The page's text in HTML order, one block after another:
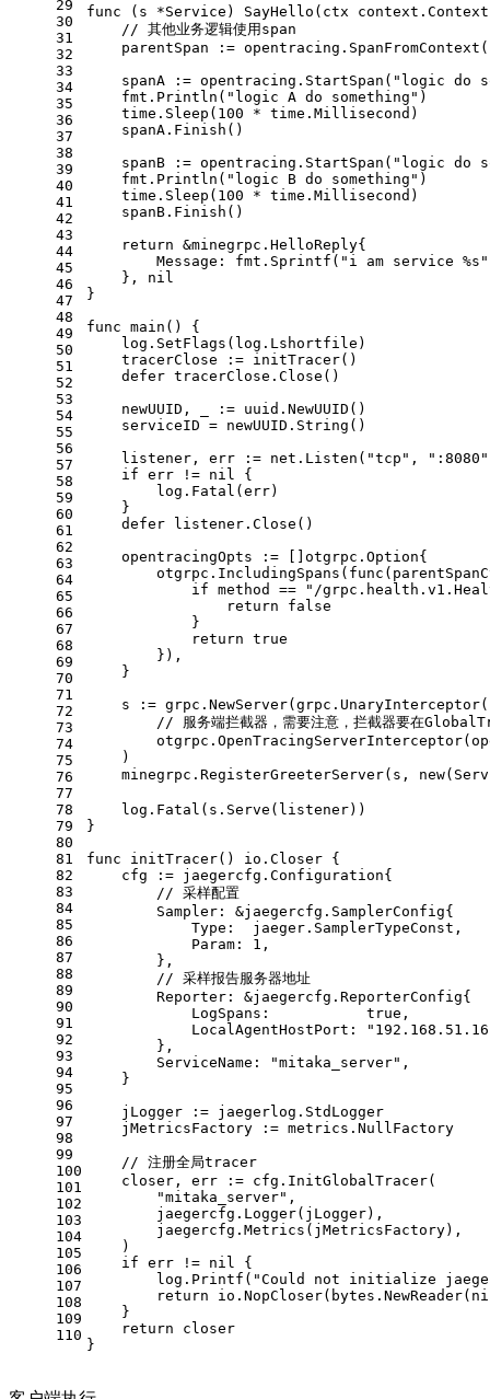
29
30
31
32
33
34
35
36
37
38
39
40
41
42
43
44
45
46
47
48
49
50
51
52
53
54
55
56
57
58
59
60
61
62
63
64
65
66
67
68
69
70
71
72
73
74
75
76
77
78
79
80
81
82
83
84
85
86
87
88
89
90
91
92
93
94
95
96
97
98
99
100
101
102
103
104
105
106
107
108
109
110
func
(s *Service)
SayHello(ctx
// 其他业务逻辑使用span
parentSpan :=
    spanA := opentracing.StartSpan(
"logic do
    fmt.Println(
"logic A do something" )
    time.Sleep(
100 * time.Millisecond)
    spanA.Finish()
    spanB := opentracing.StartSpan(
"logic do
    fmt.Println(
"logic B do something" )
    time.Sleep(
100 * time.Millisecond)
    spanB.Finish()
return &minegrpc.HelloReply{
        Message: fmt.Sprintf(
"i am service %s"
    },
nil
}
func main ()
{
    log.SetFlags(log.Lshortfile)
    tracerClose := initTracer()
defer tracerClose.Close()
    newUUID, _ := uuid.NewUUID()
    serviceID = newUUID.String()
    listener, err := net.Listen(
"tcp" , ":8080"
if err != nil
{
        log.Fatal(err)
    }
defer listener.Close()
    opentracingOpts := []otgrpc.Option{
        otgrpc.IncludingSpans(
func
if method ==
"/
return
false
            }
return true
        }),
    }
    s := grpc.NewServer(grpc.UnaryInterceptor(
// 服务端拦截器，需要注意，拦截器要在
    )
    minegrpc.RegisterGreeterServer(s,
new
    log.Fatal(s.Serve(listener))
}
func
initTracer()
io.Closer {
    cfg := jaegercfg.Configuration{
// 采样配置
        Sampler: &jaegercfg.SamplerConfig{
            Type:  jaeger.SamplerTypeConst,
            Param:
1 ,
        },
// 采样报告服务器地址
        Reporter: &jaegercfg.ReporterConfig{
            LogSpans:
true ,
            LocalAgentHostPort:
        },
        ServiceName:
"mitaka_server" ,
    }
    jLogger := jaegerlog.StdLogger
    jMetricsFactory := metrics.NullFactory
// 注册全局tracer
    closer, err := cfg.InitGlobalTracer(
"mitaka_server" ,
        jaegercfg.Logger(jLogger),
        jaegercfg.Metrics(jMetricsFactory),
    )
if err != nil
{
        log.Printf(
"Could not initialize
return io.NopCloser(bytes.NewReader(
    }
return closer
}